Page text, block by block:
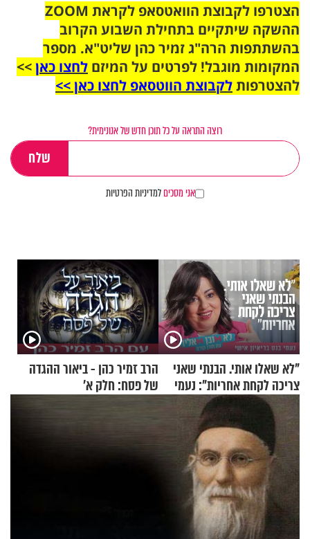
הצטרפו לקבוצת הוואטסאפ לקראת ZOOM
ההשקה שיתקיים בתחילת השבוע הקרוב
בהשתתפות הרה"ג זמיר כהן שליט"א. מספר
המקומות מוגבל! לפרטים על המיזם לחצו כאן>>
להצטרפותלקבוצת הווטסאפ לחצו כאן >>
רוצה התראה על כל תוכן חדש של אנונימית?
אני מסכיםלמדיניות הפרטיות
"לא שאלו אותי. הבנתי שאני
צריכה לקחת אחריות": נעמי
בנט בריאיון אישי
הרב זמיר כהן - ביאור ההגדה
של פסח: חלק א’